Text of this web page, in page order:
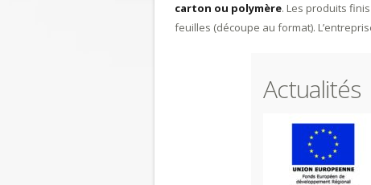
carton ou polymère. Les produits
feuilles (découpe au format).
Actualités